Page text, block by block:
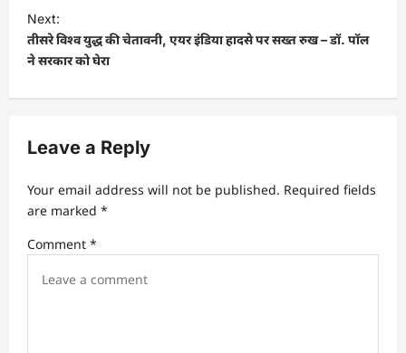
t
n
a
v
g
a
t
i
Next:
तीसरे विश्व युद्ध की चेतावनी, एयर इंडिया हादसे पर सख्त रुख – डॉ. पॉल
ने सरकार को घेरा
Leave a Reply
Your email address will not be published. Required fields
are marked *
Comment *